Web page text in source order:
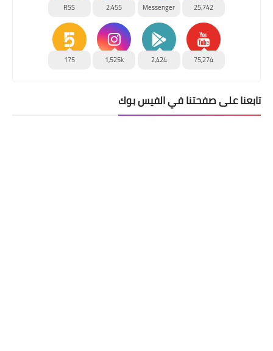
25,742
Messenger
2,455
RSS
75,274
2,424
1,525k
175
تابعنا على صفحتنا في الفيس بوك